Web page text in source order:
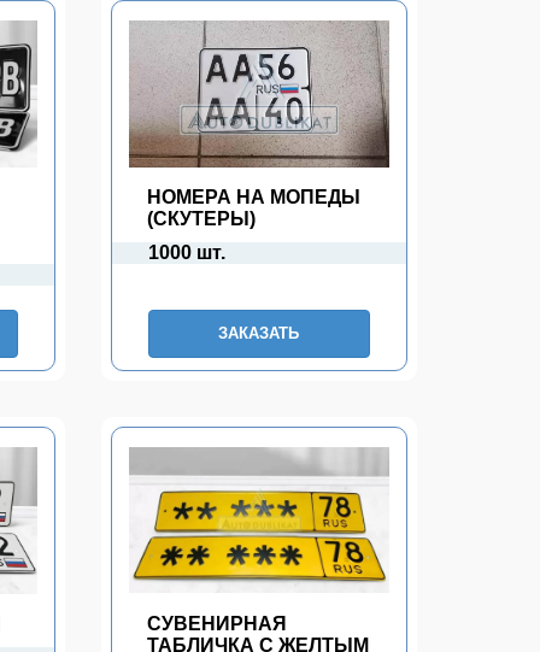
НОМЕРА НА МОПЕДЫ
(СКУТЕРЫ)
1000 шт.
ЗАКАЗАТЬ
СУВЕНИРНАЯ
ТАБЛИЧКА С ЖЕЛТЫМ